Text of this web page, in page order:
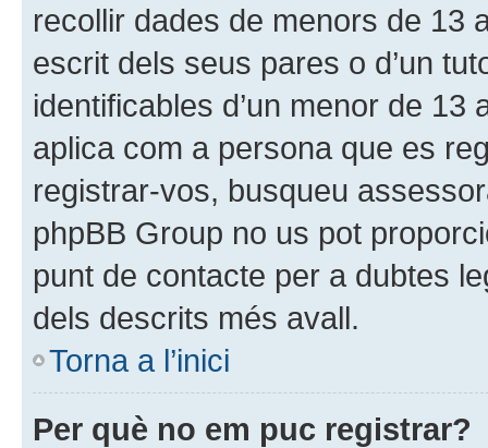
recollir dades de menors de 13
escrit dels seus pares o d’un
identificables d’un menor de
aplica com a persona que es
registrar-vos, busqueu
phpBB Group no us pot
punt de contacte per a dubtes
dels descrits més avall.
Torna a l’inici
Per què no em puc registrar?